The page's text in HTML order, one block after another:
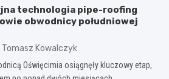
technologia pipe-roofing
obwodnicy południowej
Tomasz Kowalczyk
Oświęcimia osiągnęły kluczowy etap,